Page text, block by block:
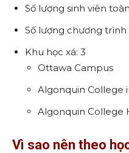
Số lượng sinh viên
Số lượng chương trình
Khu học xá: 3
Ottawa Campus
Algonquin College
Algonquin College
Vì sao nên theo